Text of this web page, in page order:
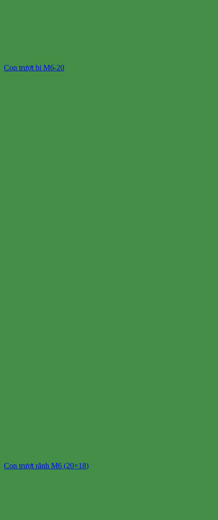
Con trượt bi M6-20
Con trượt rãnh M6 (20×18)